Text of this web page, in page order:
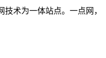
术为一体站点。一点网，